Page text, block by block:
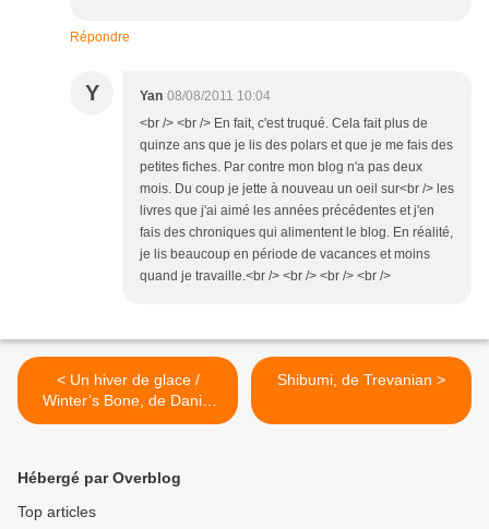
Répondre
Y Yan 08/08/2011 10:04
<br /> <br /> En fait, c'est truqué. Cela fait plus de
quinze ans que je lis des polars et que je me fais des
petites fiches. Par contre mon blog n'a pas deux
mois. Du coup je jette à nouveau un oeil sur<br /> les
livres que j'ai aimé les années précédentes et j'en
fais des chroniques qui alimentent le blog. En réalité,
je lis beaucoup en période de vacances et moins
quand je travaille.<br /> <br /> <br /> <br />
< Un hiver de glace /
Winter’s Bone, de Daniel
Woodrel / Romain Renard /
Shibumi, de Trevanian >
Hébergé par Overblog
Top articles